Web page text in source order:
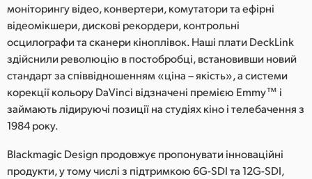
моніторингу відео, конвертери, комутатори та ефірні
відеомікшери, дискові рекордери, контрольні
осцилографи та сканери кіноплівок. Наші плати DeckLink
здійснили революцію в постобробці, встановивши новий
стандарт за співвідношенням «ціна – якість», а системи
корекції кольору DaVinci відзначені премією Emmy™ і
займають лідируючі позиції на студіях кіно і телебачення з
1984 року.
Blackmagic Design продовжує пропонувати інноваційні
продукти, у тому числі з підтримкою 6G-SDI та 12G-SDI,